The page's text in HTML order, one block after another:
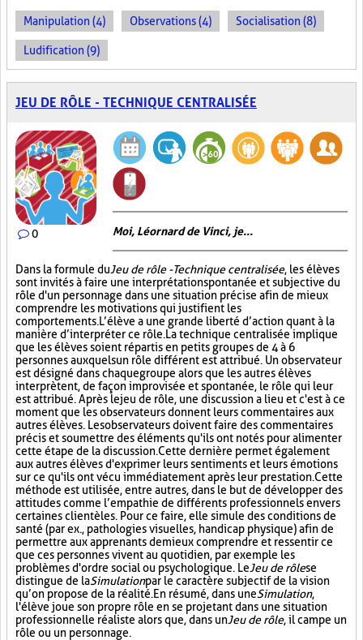
Manipulation (4) Observations (4) Socialisation (8)
Ludification (9)
JEU DE RÔLE - TECHNIQUE CENTRALISÉE
0 Moi, Léornard de Vinci, je...
Dans la formule duJeu de rôle - Technique centralisée, les élèves
sont invités à faire une interprétation spontanée et subjective du
rôle d'un personnage dans une situation précise afin de mieux
comprendre les motivations qui justifient les
comportements. L’élève a une grande liberté d’action quant à la
manière d’interpréter ce rôle. La technique centralisée implique
que les élèves soient répartis en petits groupes de 4 à 6
personnes auxquels un rôle différent est attribué. Un observateur
est désigné dans chaque groupe alors que les autres élèves
interprètent, de façon improvisée et spontanée, le rôle qui leur
est attribué. Après le jeu de rôle, une discussion a lieu et c'est à ce
moment que les observateurs donnent leurs commentaires aux
autres élèves. Les observateurs doivent faire des commentaires
précis et soumettre des éléments qu'ils ont notés pour alimenter
cette étape de la discussion. Cette dernière permet également
aux autres élèves d'exprimer leurs sentiments et leurs émotions
sur ce qu'ils ont vécu immédiatement après leur prestation. Cette
méthode est utilisée, entre autres, dans le but de développer des
attitudes comme l’empathie de différents professionnels envers
certaines clientèles. Pour ce faire, elle simule des conditions de
santé (par ex., pathologies visuelles, handicap physique) afin de
permettre aux apprenants de mieux comprendre et ressentir ce
que ces personnes vivent au quotidien, par exemple les
problèmes d'ordre social ou psychologique. LeJeu de rôlese
distingue de laSimulationpar le caractère subjectif de la vision
qu’on propose de la réalité. En résumé, dans uneSimulation,
l'élève joue son propre rôle en se projetant dans une situation
professionnelle réaliste alors que, dans unJeu de rôle, il campe un
rôle ou un personnage.